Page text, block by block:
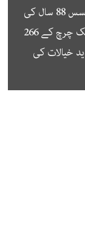
کیتھولک مسیحیوں کے روحانی پیشوا پوپ فرانسس 88 سال کی
عمر میں چل بسے۔ پوپ فرانسس رومن کیتھولک چرچ کے 266
خیالات کی